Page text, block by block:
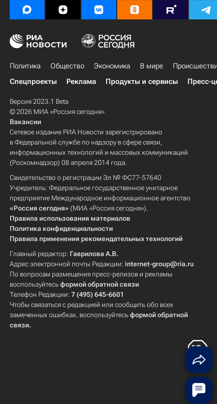
Политика Общество Экономика В мире
Спецпроекты
Реклама Продукты и сервисы Пресс-
Версия 2023.1 Beta
© 2026 МИА «Россия сегодня»
Вакансии
Сетевое издание РИА Новости зарегистрировано
в Федеральной службе по надзору в сфере связи,
информационных технологий и массовых коммуникаций
(Роскомнадзор) 08 апреля 2014 года.
Свидетельство о регистрации Эл № ФС77-57640
Учредитель: Федеральное государственное унитарное
предприятие Международное информационное агентство
«Россия сегодня» (МИА «Россия сегодня»).
Правила использования материалов
Политика конфиденциальности
Правила применения рекомендательных технологий
Главный редактор: Гаврилова А.В.
Адрес электронной почты Редакции: internet-group@ria.ru
По вопросам размещения пресс-релизов и рекламы
воспользуйтесьформой обратной связи
Телефон Редакции: 7 (495) 645-6601
Чтобы связаться с редакцией или сообщить обо всех
замеченных ошибках, воспользуйтесьформой обратной
связи.